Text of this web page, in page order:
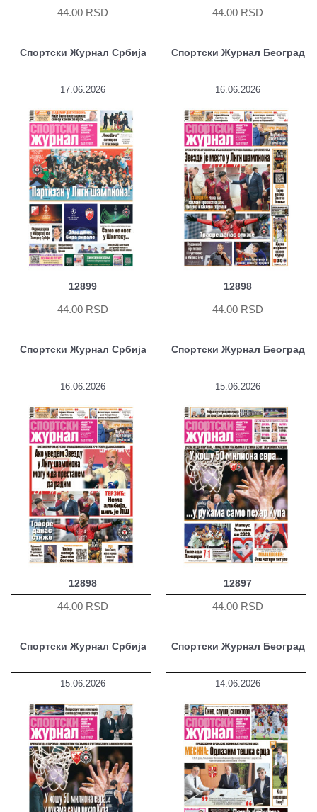
44.00 RSD 44.00 RSD
Спортски Журнал Србија
17.06.2026
12899
44.00 RSD
Спортски Журнал Београд
16.06.2026
12898
44.00 RSD
Спортски Журнал Србија
16.06.2026
12898
44.00 RSD
Спортски Журнал Београд
15.06.2026
12897
44.00 RSD
Спортски Журнал Србија
15.06.2026
Спортски Журнал Београд
14.06.2026